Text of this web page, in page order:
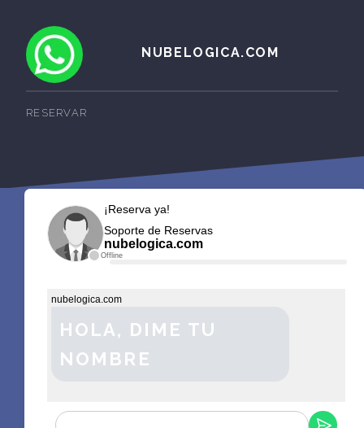
NUBELOGICA.COM
RESERVAR
Offline
¡Reserva ya!
Soporte de Reservas
nubelogica.com
nubelogica.com
HOLA, DIME TU
NOMBRE